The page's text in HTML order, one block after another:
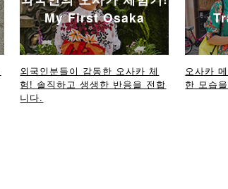
My First Osaka
외국인분들이 감동한 오사카 체
험! 솔직하고 생생한 반응을 전합
니다.
오사카
한 모습